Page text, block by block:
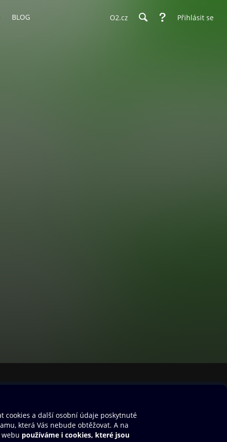
BLOG O2.cz Přihlásit se